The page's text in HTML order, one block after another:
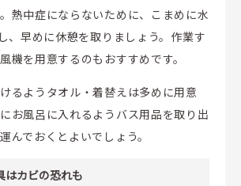
熱中症にならないために、こまめに水
、早めに休憩を取りましょう。作業す
機を用意するのもおすすめです。
るようタオル・着替えは多めに用意
お風呂に入れるようバス用品を取り出
んでおくとよいでしょう。
はカビの恐れも